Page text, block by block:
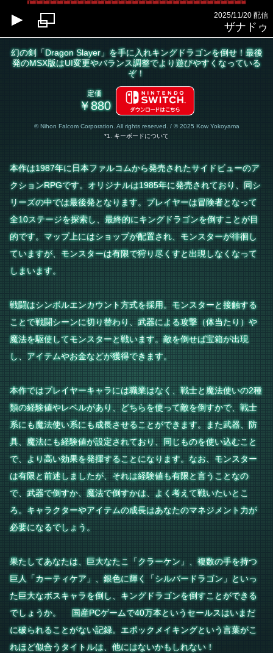
2025/11/20 配信
ザナドゥ
幻の剣「Dragon Slayer」を手に入れキングドラゴンを倒せ！最後
発のMSX版はUI変更やバランス調整でより遊びやすくなっている
ぞ！
定価
￥880
© Nihon Falcom Corporation. All rights reserved. / © 2025 Kow Yokoyama
*1. キーボードについて
本作は1987年に日本ファルコムから発売されたサイドビューのア
クションRPGです。オリジナルは1985年に発売されており、同シ
リーズの中では最後発となります。プレイヤーは冒険者となって
全10ステージを探索し、最終的にキングドラゴンを倒すことが目
的です。マップ上にはショップが配置され、モンスターが徘徊し
ていますが、モンスターは有限で狩り尽くすと出現しなくなって
しまいます。
戦闘はシンボルエンカウント方式を採用。モンスターと接触する
ことで戦闘シーンに切り替わり、武器による攻撃（体当たり）や
魔法を駆使してモンスターと戦います。敵を倒せば宝箱が出現
し、アイテムやお金などが獲得できます。
本作ではプレイヤーキャラには職業はなく、戦士と魔法使いの2種
類の経験値やレベルがあり、どちらを使って敵を倒すかで、戦士
系にも魔法使い系にも成長させることができます。また武器、防
具、魔法にも経験値が設定されており、同じものを使い込むこと
で、より高い効果を発揮することになります。なお、モンスター
は有限と前述しましたが、それは経験値も有限と言うことなの
で、武器で倒すか、魔法で倒すかは、よく考えて戦いたいとこ
ろ。キャラクターやアイテムの成長はあなたのマネジメント力が
必要になるでしょう。
果たしてあなたは、巨大なたこ「クラーケン」、複数の手を持つ
巨人「カーティケア」、銀色に輝く「シルバードラゴン」といっ
た巨大なボスキャラを倒し、キングドラゴンを倒すことができる
でしょうか。 国産PCゲームで40万本というセールスはいまだ
に破られることがない記録。エポックメイキングという言葉がこ
れほど似合うタイトルは、他にはないかもしれない！